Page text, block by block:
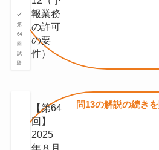
第
64
回
試
験
報業務
の許可
の要
件）
【第64
回】
2025
年８月
問13の解説の続きを